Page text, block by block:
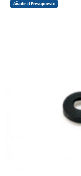
Añadir al Presupuesto